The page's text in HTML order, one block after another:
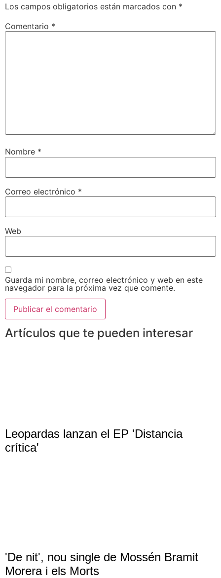
Los campos obligatorios están marcados con *
Comentario *
Nombre *
Correo electrónico *
Web
Guarda mi nombre, correo electrónico y web en este
navegador para la próxima vez que comente.
Artículos que te pueden interesar
Leopardas lanzan el EP 'Distancia
crítica'
'De nit', nou single de Mossén Bramit
Morera i els Morts